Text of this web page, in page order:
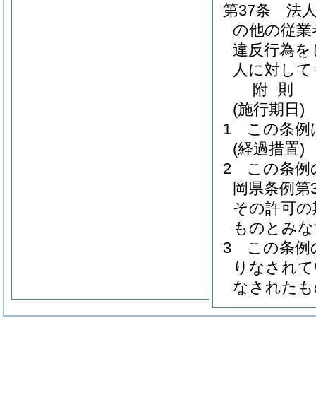
第37条
法
の他の従
違反行為
人に対し
附 則
(施行期日)
1
この条例
(経過措置)
2
この条例
岡県条例第
その許可
ものとみ
3
この条例
りなされ
なされた